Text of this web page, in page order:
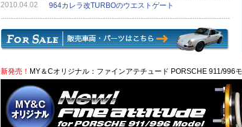
2010.04.02 964カレラ改TURBOのウエストゲート
新発売！ MY＆Cオリジナル： ファインアテチュード PORSCHE 911/996